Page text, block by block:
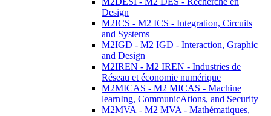
Design
M2ICS - M2 ICS - Integration, Circuits
and Systems
M2IGD - M2 IGD - Interaction, Graphic
and Design
M2IREN - M2 IREN - Industries de
Réseau et économie numérique
M2MICAS - M2 MICAS - Machine
learnIng, CommunicAtions, and Security
M2MVA - M2 MVA - Mathématiques,